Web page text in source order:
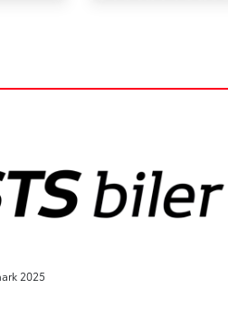
Diesel
2025